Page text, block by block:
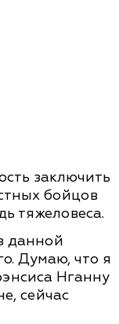
заключить
бойцов
тяжеловеса.
данной
Думаю, что я
Нганну
сейчас